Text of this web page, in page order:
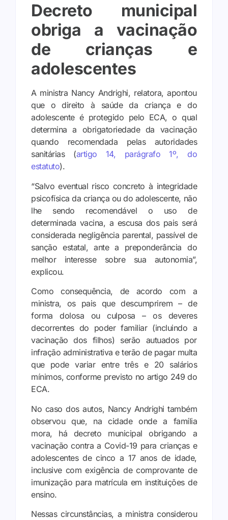
Decreto municipal
obriga a vacinação
de crianças e
adolescentes
A ministra Nancy Andrighi, relatora, apontou
que o direito à saúde da criança e do
adolescente é protegido pelo ECA, o qual
determina a obrigatoriedade da vacinação
quando recomendada pelas autoridades
sanitárias (artigo 14, parágrafo 1º, do
estatuto).
“Salvo eventual risco concreto à integridade
psicofísica da criança ou do adolescente, não
lhe sendo recomendável o uso de
determinada vacina, a escusa dos pais será
considerada negligência parental, passível de
sanção estatal, ante a preponderância do
melhor interesse sobre sua autonomia”,
explicou.
Como consequência, de acordo com a
ministra, os pais que descumprirem – de
forma dolosa ou culposa – os deveres
decorrentes do poder familiar (incluindo a
vacinação dos filhos) serão autuados por
infração administrativa e terão de pagar multa
que pode variar entre três e 20 salários
mínimos, conforme previsto no artigo 249 do
ECA.
No caso dos autos, Nancy Andrighi também
observou que, na cidade onde a família
mora, há decreto municipal obrigando a
vacinação contra a Covid-19 para crianças e
adolescentes de cinco a 17 anos de idade,
inclusive com exigência de comprovante de
imunização para matrícula em instituições de
ensino.
Nessas circunstâncias, a ministra considerou